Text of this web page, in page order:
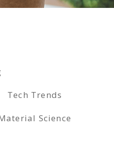
Tech Trends
Science